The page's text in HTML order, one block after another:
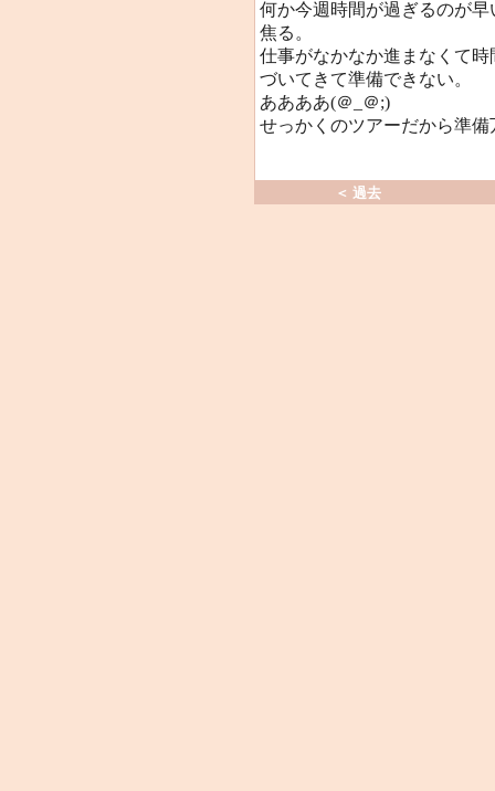
何か今週時間が過ぎるのが早
焦る。
仕事がなかなか進まなくて
づいてきて準備できない。
ああああ(＠_＠;)
せっかくのツアーだから準
＜ 過去